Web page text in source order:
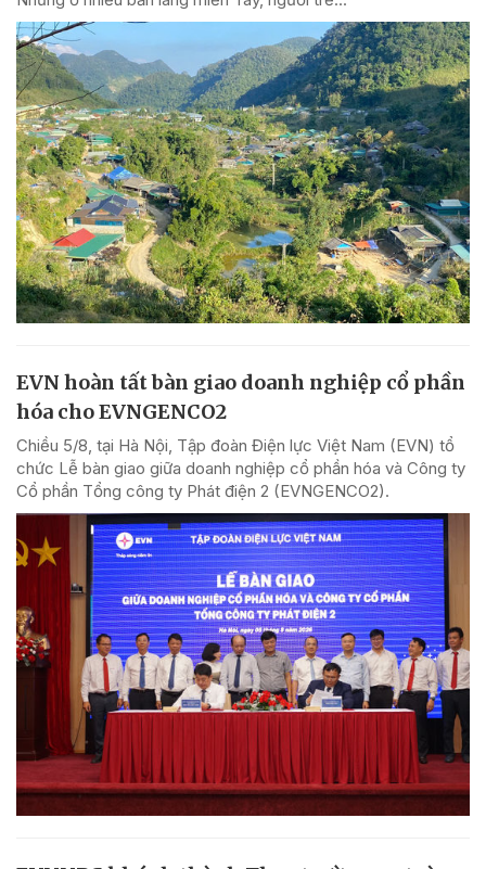
EVN hoàn tất bàn giao doanh nghiệp cổ phần
hóa cho EVNGENCO2
Chiều 5/8, tại Hà Nội, Tập đoàn Điện lực Việt Nam (EVN) tổ
chức Lễ bàn giao giữa doanh nghiệp cổ phần hóa và Công ty
Cổ phần Tổng công ty Phát điện 2 (EVNGENCO2).